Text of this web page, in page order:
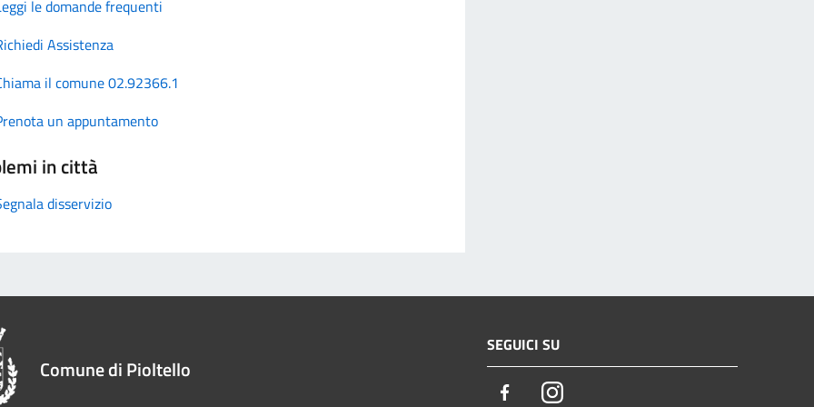
le domande frequenti
Assistenza
il comune 02.92366.1
un appuntamento
in città
disservizio
Comune di Pioltello
SEGUICI SU
FacebookInstagram